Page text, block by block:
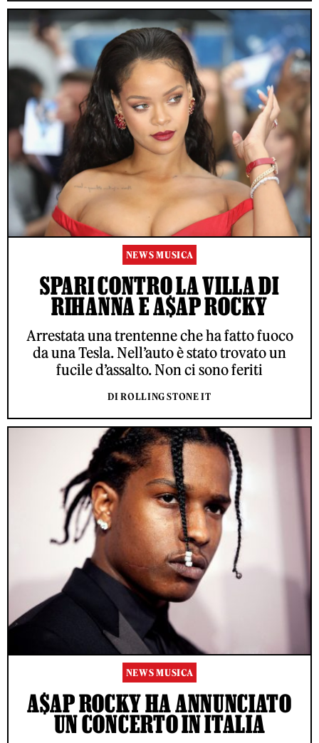
NEWS MUSICA
SPARI CONTRO LA VILLA DI
RIHANNA E A$AP ROCKY
Arrestata una trentenne che ha fatto fuoco
da una Tesla. Nell’auto è stato trovato un
fucile d’assalto. Non ci sono feriti
DI ROLLING STONE IT
NEWS MUSICA
A$AP ROCKY HA ANNUNCIATO
UN CONCERTO IN ITALIA